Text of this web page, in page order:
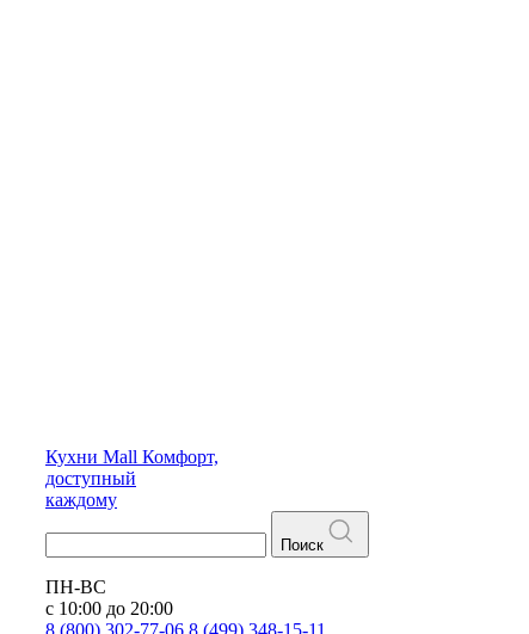
Кухни Mall Комфорт,
доступный
каждому
Поиск
ПН-ВС
с 10:00 до 20:00